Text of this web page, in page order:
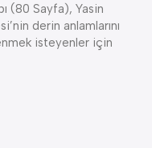
(80 Sayfa), Yasin
derin anlamlarını
isteyenler için